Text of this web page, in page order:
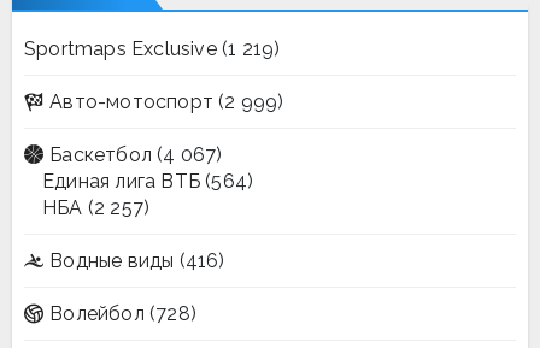
Sportmaps Exclusive(1 219)
Авто-мотоспорт (2 999)
Баскетбол (4 067)
Единая лига ВТБ (564)
НБА (2 257)
Водные виды (416)
Волейбол (728)